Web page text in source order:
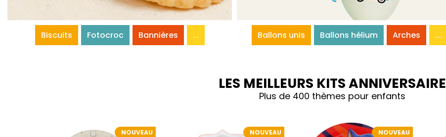
Biscuits Fotocroc Bannières ... Ballons unis Ballons hélium Arches ...
LES MEILLEURS KITS ANNIVERSAIRE
Plus de 400 thèmes pour enfants
NOUVEAU NOUVEAU NOUVEAU